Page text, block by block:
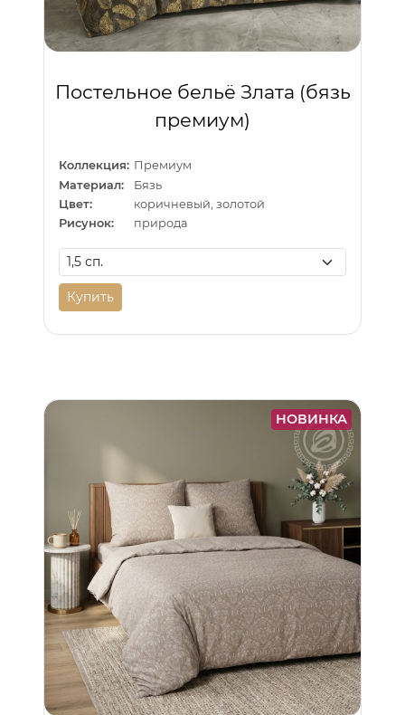
Постельное бельё Злата (бязь
премиум)
Коллекция: Премиум
Материал:
Бязь
Цвет:
коричневый, золотой
Рисунок:
природа
Купить
НОВИНКА